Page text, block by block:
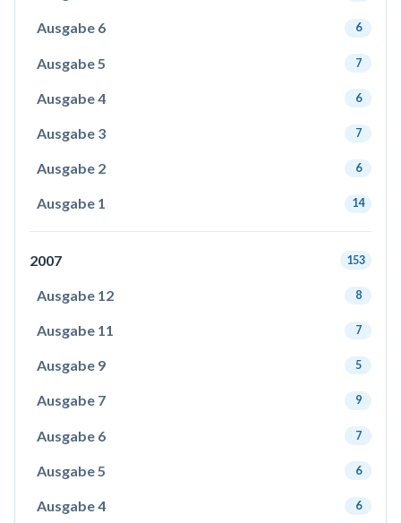
Ausgabe 6 6
Ausgabe 5 7
Ausgabe 4 6
Ausgabe 3 7
Ausgabe 2 6
Ausgabe 1 14
2007 153
Ausgabe 12 8
Ausgabe 11 7
Ausgabe 9 5
Ausgabe 7 9
Ausgabe 6 7
Ausgabe 5 6
Ausgabe 4 6